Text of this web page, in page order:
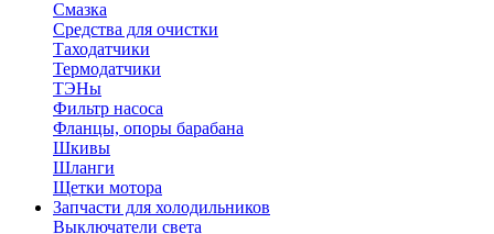
Смазка
Средства для очистки
Таходатчики
Термодатчики
ТЭНы
Фильтр насоса
Фланцы, опоры барабана
Шкивы
Шланги
Щетки мотора
Запчасти для холодильников
Выключатели света